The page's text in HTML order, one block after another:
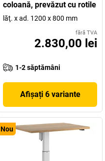
coloană, prevăzut cu rotile
lăţ. x ad. 1200 x 800 mm
fără TVA
2.830,00 lei
1-2 săptămâni
Afișați 6 variante
Nou